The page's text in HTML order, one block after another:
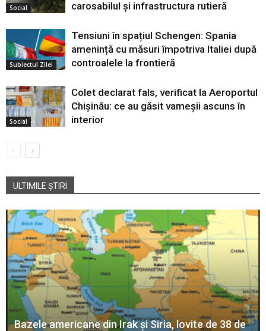
Social
carosabilul și infrastructura rutieră
Subiectul Zilei
Tensiuni în spațiul Schengen: Spania
amenință cu măsuri împotriva Italiei după
controalele la frontieră
Social
Colet declarat fals, verificat la Aeroportul
Chișinău: ce au găsit vameșii ascuns în
interior
ULTIMILE ȘTIRI
Bazele americane din Irak și Siria, lovite de 38 de